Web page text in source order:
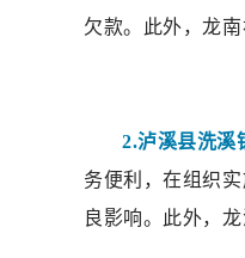
欠款。此外，龙
2.泸溪县洗溪
务便利，在组织
良影响。此外，